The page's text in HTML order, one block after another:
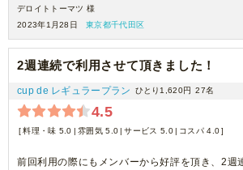
デロイトトーマツ 様
2023年1月28日
東京都千代田区
2週連続で利用させて頂きました！
cup de レギュラープラン ひとり1,620円 27名
4.5
料理・味 5.0 雰囲気 5.0 サービス 5.0 コスパ 4.0
前回利用の際にもメンバーから好評を頂き、2週